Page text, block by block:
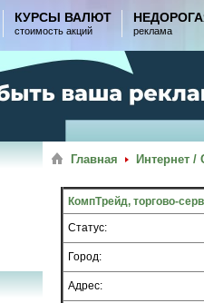
КУРСЫ ВАЛЮТ
стоимость акций реклама
Главная Интернет
КомпТрейд, торгово-
Статус:
Город:
Адрес: